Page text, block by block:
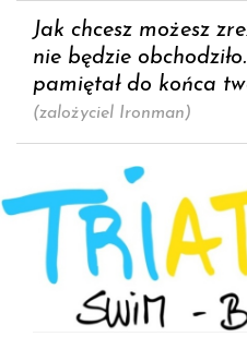
Jak chcesz możesz
nie będzie
pamiętał do końca
(zalożyciel Ironman)